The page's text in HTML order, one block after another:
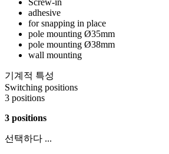
Screw-in
adhesive
for snapping in place
pole mounting Ø35mm
pole mounting Ø38mm
wall mounting
기계적 특성
Switching positions
3 positions
3 positions
선택하다 ...